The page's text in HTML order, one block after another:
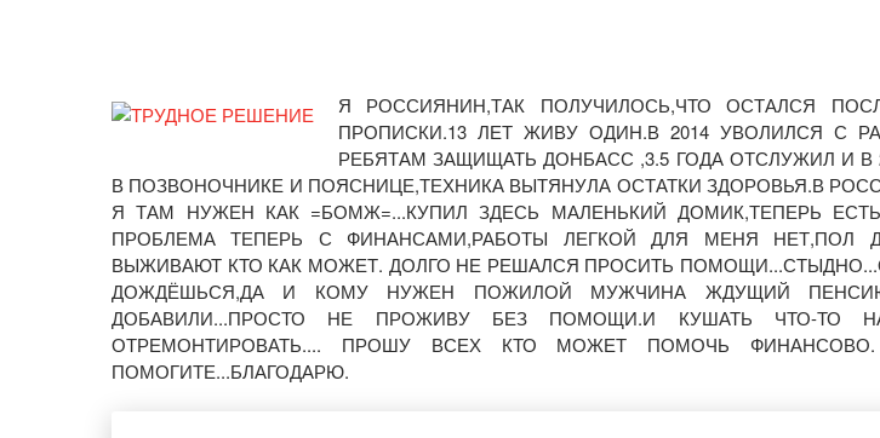
Я РОССИЯНИН,ТАК ПОЛУЧИЛОСЬ,ЧТО ОСТАЛСЯ
ПРОПИСКИ.13 ЛЕТ ЖИВУ ОДИН.В 2014 УВОЛИЛСЯ С
РЕБЯТАМ ЗАЩИЩАТЬ ДОНБАСС ,3.5 ГОДА ОТСЛУЖИЛ И В
В ПОЗВОНОЧНИКЕ И ПОЯСНИЦЕ,ТЕХНИКА ВЫТЯНУЛА ОСТАТКИ ЗДОРОВЬЯ.В
Я ТАМ НУЖЕН КАК =БОМЖ=...КУПИЛ ЗДЕСЬ МАЛЕНЬКИЙ ДОМИК,ТЕПЕРЬ
ПРОБЛЕМА ТЕПЕРЬ С ФИНАНСАМИ,РАБОТЫ ЛЕГКОЙ ДЛЯ МЕНЯ НЕТ,ПОЛ
ВЫЖИВАЮТ КТО КАК МОЖЕТ. ДОЛГО НЕ РЕШАЛСЯ ПРОСИТЬ
ДОЖДЁШЬСЯ,ДА И КОМУ НУЖЕН ПОЖИЛОЙ МУЖЧИНА ЖДУЩИЙ
ДОБАВИЛИ...ПРОСТО НЕ ПРОЖИВУ БЕЗ ПОМОЩИ.И КУШАТЬ ЧТО-
ОТРЕМОНТИРОВАТЬ.... ПРОШУ ВСЕХ КТО МОЖЕТ ПОМОЧЬ
ПОМОГИТЕ...БЛАГОДАРЮ.